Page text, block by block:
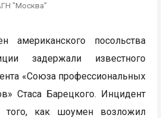
"Москва"
американского посольства
задержали известного
«Союза профессиональных
Стаса Барецкого. Инцидент
того, как шоумен возложил